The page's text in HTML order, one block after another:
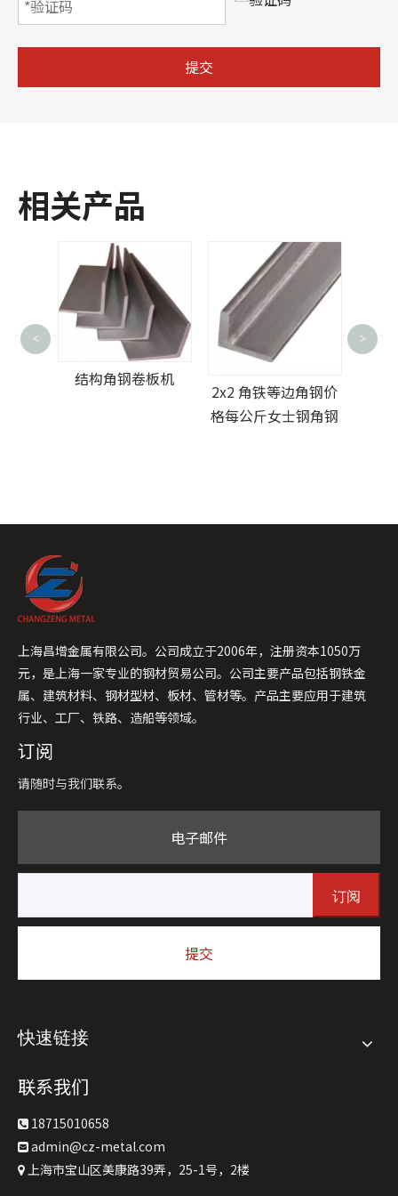
提交
相关产品
结构角钢卷板机
2x2 角铁等边角钢价
格每公斤女士钢角钢
< >
上海昌增金属有限公司。公司成立于2006年，注册资本1050万
元，是上海一家专业的钢材贸易公司。公司主要产品包括钢铁金
属、建筑材料、钢材型材、板材、管材等。产品主要应用于建筑
行业、工厂、铁路、造船等领域。
订阅
请随时与我们联系。
电子邮件
订阅
提交
快速链接
联系我们
 18715010658
 admin@cz-metal.com
 上海市宝山区美康路39弄，25-1号，2楼